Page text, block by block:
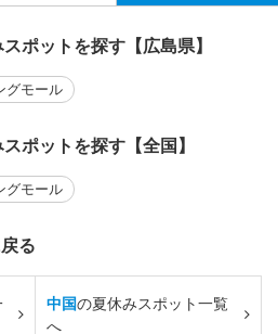
ポットを探す【広島県】
グモール
ポットを探す【全国】
グモール
る
中国の夏休みスポット一覧
へ